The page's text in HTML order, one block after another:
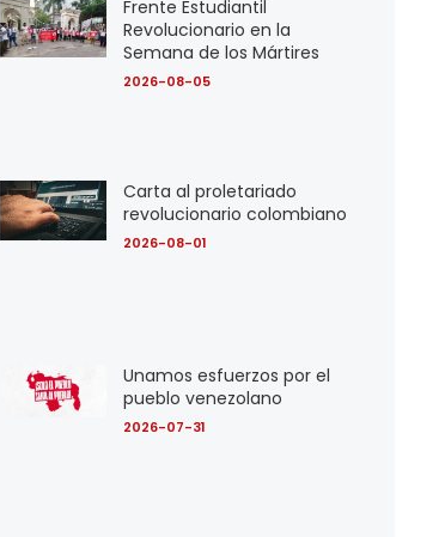
Frente Estudiantil
Revolucionario en la
Semana de los Mártires
2026-08-05
Carta al proletariado
revolucionario colombiano
2026-08-01
Unamos esfuerzos por el
pueblo venezolano
2026-07-31